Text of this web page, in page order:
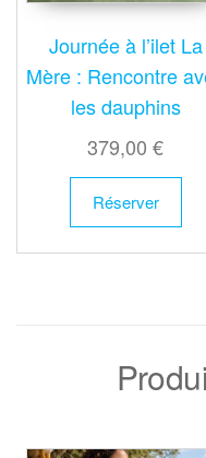
Journée à l’ilet La
Mère : Rencontre
les dauphins
379,00€
Réserver